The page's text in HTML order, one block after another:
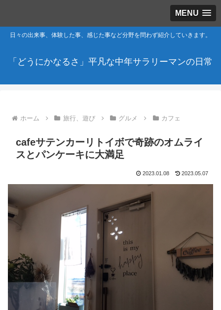
MENU
日々の出来事、体験した事、感じた事など分野を問わず紹介していきます。
「どうにかなるさ」平凡な中年サラリーマンの日常
ホーム 旅行、遊び グルメ カフェ
cafeサテンカーリトイボで奇跡のオムライ
スとパンケーキに大満足
2023.01.08 2023.05.07